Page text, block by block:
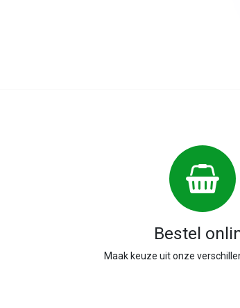
Bestel
Maak keuze uit onze